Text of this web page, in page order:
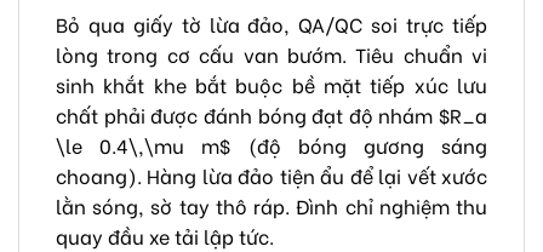
Bỏ qua giấy tờ lừa đảo, QA/QC soi trực tiếp
lòng trong cơ cấu van bướm. Tiêu chuẩn vi
sinh khắt khe bắt buộc bề mặt tiếp xúc lưu
chất phải được đánh bóng đạt độ nhám $R_a
\le 0.4\,\mu m$ (độ bóng gương sáng
choang). Hàng lừa đảo tiện ẩu để lại vết xước
lằn sóng, sờ tay thô ráp. Đình chỉ nghiệm thu
quay đầu xe tải lập tức.